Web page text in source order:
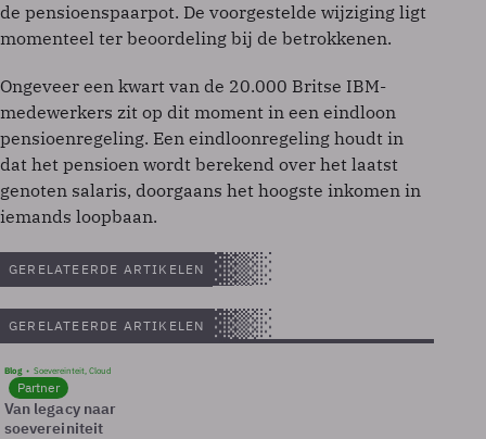
de pensioenspaarpot. De voorgestelde wijziging ligt
momenteel ter beoordeling bij de betrokkenen.
Ongeveer een kwart van de 20.000 Britse IBM-
medewerkers zit op dit moment in een eindloon
pensioenregeling. Een eindloonregeling houdt in
dat het pensioen wordt berekend over het laatst
genoten salaris, doorgaans het hoogste inkomen in
iemands loopbaan.
GERELATEERDE ARTIKELEN
GERELATEERDE ARTIKELEN
Blog Soevereinteit, Cloud
Partner
Van legacy naar
soevereiniteit